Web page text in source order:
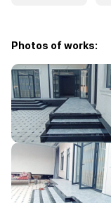
Photos of works: